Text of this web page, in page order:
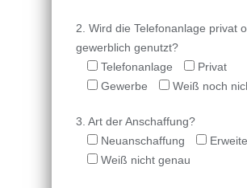
2. Wird die Telefonanlage privat
gewerblich genutzt?
Telefonanlage
Privat
Gewerbe
Weiß noch
3. Art der Anschaffung?
Neuanschaffung
Weiß nicht genau